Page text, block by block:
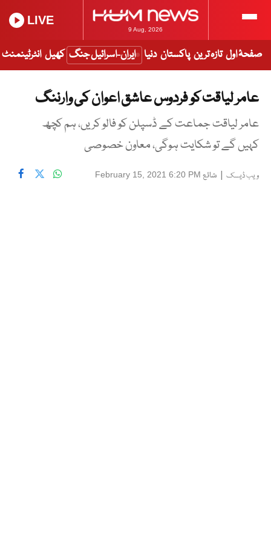
9 Aug, 2026
LIVE
صفحۂ اول تازہ ترین پاکستان دنیا ایران-اسرائیل جنگ کھیل انٹرٹینمنٹ
عامر لیاقت کو فردوس عاشق اعوان کی وارننگ
عامر لیاقت جماعت کے ڈسپلن کو فالو کریں، ہم کچھ
کہیں گے تو شکایت ہوگی، معاون خصوصی
ویب ڈیسک | شائع February 15, 2021 6:20 PM